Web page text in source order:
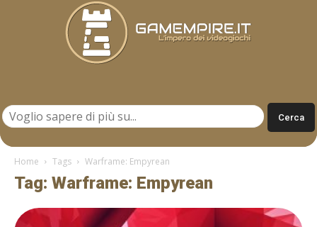
Home Tags Warframe: Empyrean
Tag: Warframe: Empyrean